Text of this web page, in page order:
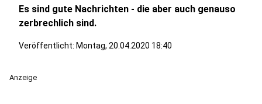
Es sind gute Nachrichten - die aber auch genauso
zerbrechlich sind.
Veröffentlicht: Montag, 20.04.2020 18:40
Anzeige